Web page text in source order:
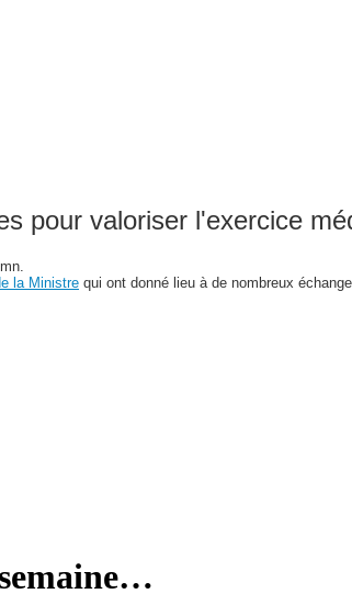
pour valoriser l'exercice
la Ministre qui ont donné lieu à de nombreux